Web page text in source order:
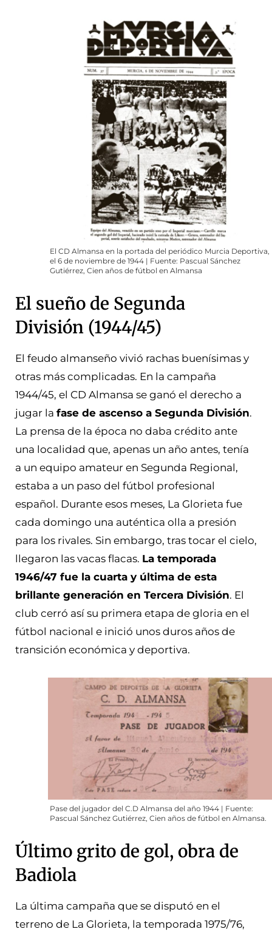
El CD Almansa en la portada del periódico Murcia Deportiva,
el 6 de noviembre de 1944 | Fuente: Pascual Sánchez
Gutiérrez, Cien años de fútbol en Almansa
El sueño de Segunda
División (1944/45)
El feudo almanseño vivió rachas buenísimas y
otras más complicadas. En la campaña
1944/45, el CD Almansa se ganó el derecho a
jugar la fase de ascenso a Segunda División.
La prensa de la época no daba crédito ante
una localidad que, apenas un año antes, tenía
a un equipo amateur en Segunda Regional,
estaba a un paso del fútbol profesional
español. Durante esos meses, La Glorieta fue
cada domingo una auténtica olla a presión
para los rivales. Sin embargo, tras tocar el cielo,
llegaron las vacas flacas. La temporada
1946/47 fue la cuarta y última de esta
brillante generación en Tercera División. El
club cerró así su primera etapa de gloria en el
fútbol nacional e inició unos duros años de
transición económica y deportiva.
Pase del jugador del C.D Almansa del año 1944 | Fuente:
Pascual Sánchez Gutiérrez, Cien años de fútbol en Almansa.
Último grito de gol, obra de
Badiola
La última campaña que se disputó en el
terreno de La Glorieta, la temporada 1975/76,